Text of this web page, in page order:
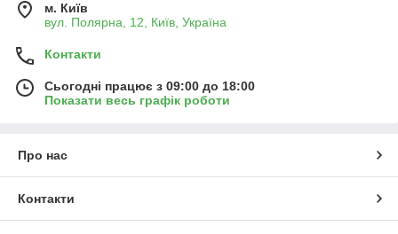
м. Київ
вул. Полярна, 12, Київ, Україна
Контакти
Сьогодні працює з 09:00 до 18:00
Показати весь графік роботи
Про нас
Контакти